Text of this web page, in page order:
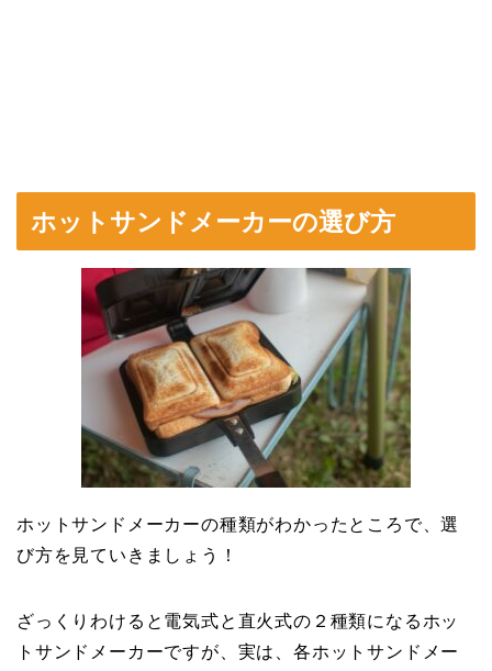
ホットサンドメーカーの選び方
ホットサンドメーカーの種類がわかったところで、選
び方を見ていきましょう！
ざっくりわけると電気式と直火式の２種類になるホッ
トサンドメーカーですが、実は、各ホットサンドメー